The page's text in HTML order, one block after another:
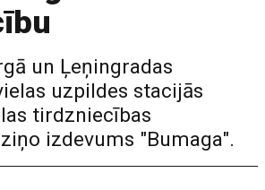
un Ļeņingradas
uzpildes stacijās
tirdzniecības
izdevums "Bumaga".